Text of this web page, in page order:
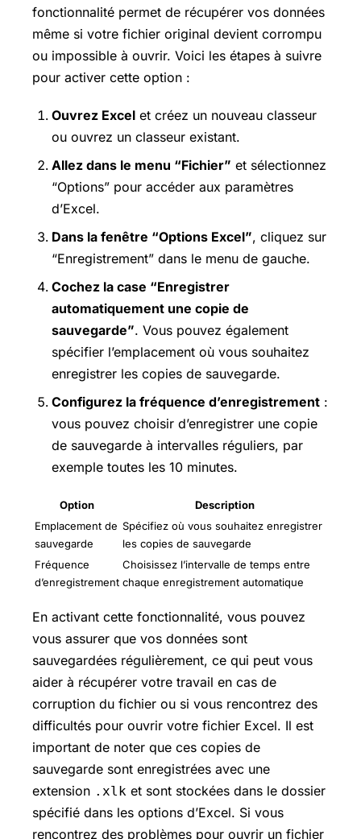
fonctionnalité permet de récupérer vos données
même si votre fichier original devient corrompu
ou impossible à ouvrir. Voici les étapes à suivre
pour activer cette option :
Ouvrez Excel et créez un nouveau classeur
ou ouvrez un classeur existant.
Allez dans le menu “Fichier” et sélectionnez
“Options” pour accéder aux paramètres
d’Excel.
Dans la fenêtre “Options Excel”, cliquez sur
“Enregistrement” dans le menu de gauche.
Cochez la case “Enregistrer
automatiquement une copie de
sauvegarde”. Vous pouvez également
spécifier l’emplacement où vous souhaitez
enregistrer les copies de sauvegarde.
Configurez la fréquence d’enregistrement :
vous pouvez choisir d’enregistrer une copie
de sauvegarde à intervalles réguliers, par
exemple toutes les 10 minutes.
Option
Description
Emplacement de
sauvegarde
Spécifiez où vous souhaitez enregistrer
les copies de sauvegarde
Fréquence
d’enregistrement
Choisissez l’intervalle de temps entre
chaque enregistrement automatique
En activant cette fonctionnalité, vous pouvez
vous assurer que vos données sont
sauvegardées régulièrement, ce qui peut vous
aider à récupérer votre travail en cas de
corruption du fichier ou si vous rencontrez des
difficultés pour ouvrir votre fichier Excel. Il est
important de noter que ces copies de
sauvegarde sont enregistrées avec une
extension .xlk et sont stockées dans le dossier
spécifié dans les options d’Excel. Si vous
rencontrez des problèmes pour ouvrir un fichier